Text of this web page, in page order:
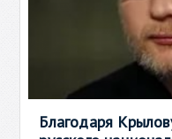
Благодаря